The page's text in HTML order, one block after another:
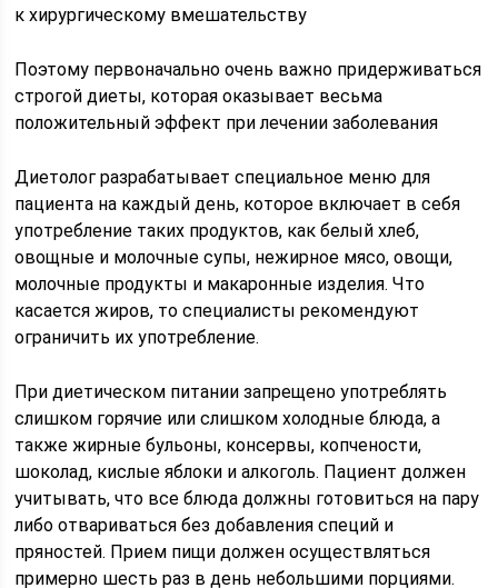
к хирургическому вмешательству
Поэтому первоначально очень важно придерживаться
строгой диеты, которая оказывает весьма
положительный эффект при лечении заболевания
Диетолог разрабатывает специальное меню для
пациента на каждый день, которое включает в себя
употребление таких продуктов, как белый хлеб,
овощные и молочные супы, нежирное мясо, овощи,
молочные продукты и макаронные изделия. Что
касается жиров, то специалисты рекомендуют
ограничить их употребление.
При диетическом питании запрещено употреблять
слишком горячие или слишком холодные блюда, а
также жирные бульоны, консервы, копчености,
шоколад, кислые яблоки и алкоголь. Пациент должен
учитывать, что все блюда должны готовиться на пару
либо отвариваться без добавления специй и
пряностей. Прием пищи должен осуществляться
примерно шесть раз в день небольшими порциями.